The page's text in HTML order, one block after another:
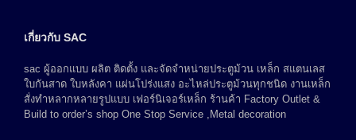
เกี่ยวกับ SAC
sac ผู้ออกแบบ ผลิต ติดตั้ง และจัดจำหน่ายประตูม้วน เหล็ก สแตนเลส
ใบกันสาด ใบหลังคา แผ่นโปร่งแสง อะไหล่ประตูม้วนทุกชนิด งานเหล็ก
สั่งทำหลากหลายรูปแบบ เฟอร์นิเจอร์เหล็ก ร้านค้า Factory Outlet &
Build to order’s shop One Stop Service ,Metal decoration